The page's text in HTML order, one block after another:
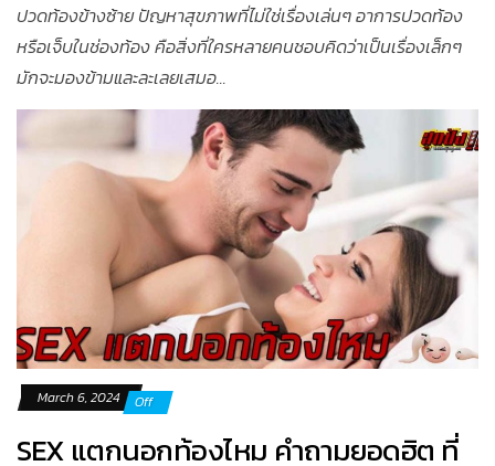
ปวดท้องข้างซ้าย ปัญหาสุขภาพที่ไม่ใช่เรื่องเล่นๆ อาการปวดท้อง
หรือเจ็บในช่องท้อง คือสิ่งที่ใครหลายคนชอบคิดว่าเป็นเรื่องเล็กๆ
มักจะมองข้ามและละเลยเสมอ...
March 6, 2024 Off
SEX แตกนอกท้องไหม คำถามยอดฮิต ที่